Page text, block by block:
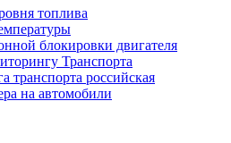
топлива
блокировки двигателя
Транспорта
транспорта российская
на автомобили